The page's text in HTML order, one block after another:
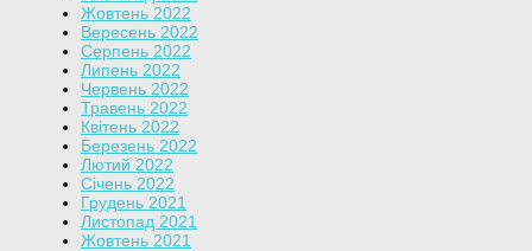
Жовтень 2022
Вересень 2022
Серпень 2022
Липень 2022
Червень 2022
Травень 2022
Квітень 2022
Березень 2022
Лютий 2022
Січень 2022
Грудень 2021
Листопад 2021
Жовтень 2021